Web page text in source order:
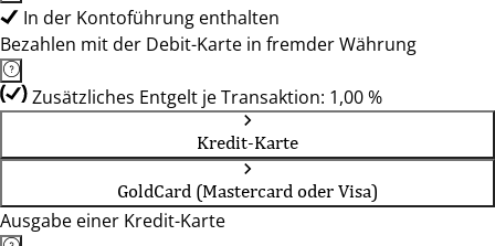
In der Kontoführung enthalten
Bezahlen mit der Debit-Karte in fremder Währung
Zusätzliches Entgelt je Transaktion: 1,00 %
Kredit-Karte
GoldCard (Mastercard oder Visa)
Ausgabe einer Kredit-Karte